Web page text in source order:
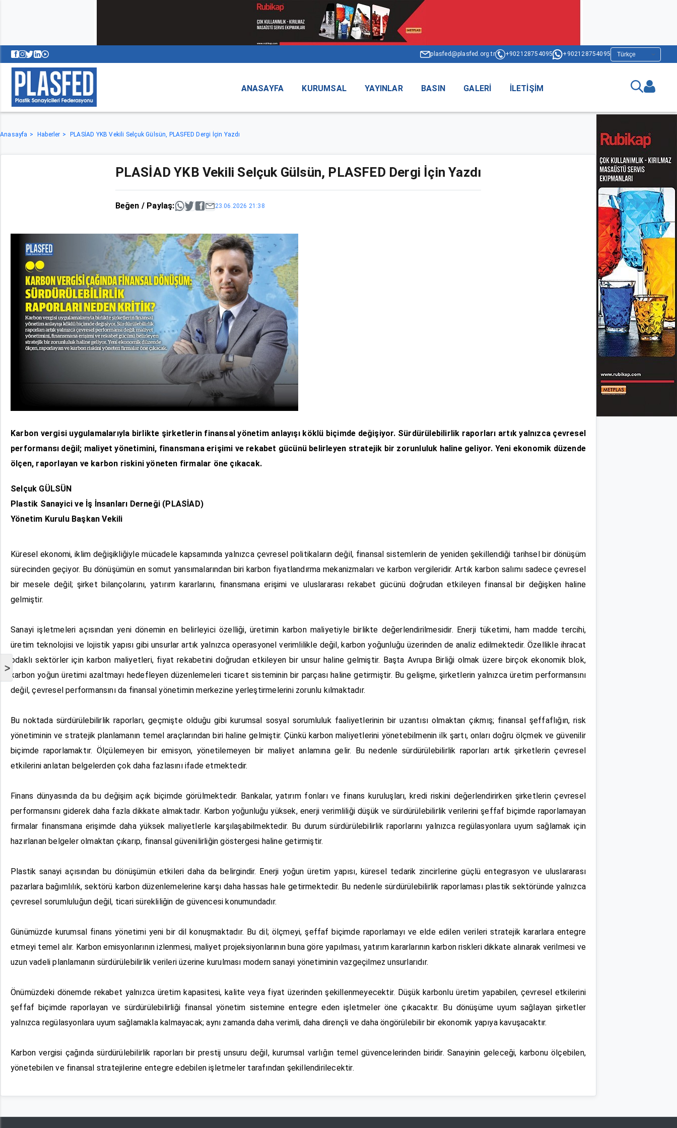
plasfed@plasfed.org.tr +902128754095 +902128754095
ANASAYFA KURUMSAL YAYINLAR BASIN GALERI İLETIŞIM
>
Anasayfa Haberler PLASİAD YKB Vekili Selçuk Gülsün, PLASFED Dergi İçin Yazdı
PLASİAD YKB Vekili Selçuk Gülsün, PLASFED Dergi İçin Yazdı
Beğen / Paylaş: 23.06.2026 21:38
Karbon vergisi uygulamalarıyla birlikte şirketlerin finansal yönetim anlayışı köklü biçimde değişiyor. Sürdürülebilirlik raporları artık yalnızca çevresel
performansı değil; maliyet yönetimini, finansmana erişimi ve rekabet gücünü belirleyen stratejik bir zorunluluk haline geliyor. Yeni ekonomik düzende
ölçen, raporlayan ve karbon riskini yöneten firmalar öne çıkacak.
Selçuk GÜLSÜN
Plastik Sanayici ve İş İnsanları Derneği (PLASİAD)
Yönetim Kurulu Başkan Vekili
Küresel ekonomi, iklim değişikliğiyle mücadele kapsamında yalnızca çevresel politikaların değil, finansal sistemlerin de yeniden şekillendiği tarihsel bir dönüşüm
sürecinden geçiyor. Bu dönüşümün en somut yansımalarından biri karbon fiyatlandırma mekanizmaları ve karbon vergileridir. Artık karbon salımı sadece çevresel
bir mesele değil; şirket bilançolarını, yatırım kararlarını, finansmana erişimi ve uluslararası rekabet gücünü doğrudan etkileyen finansal bir değişken haline
gelmiştir.
Sanayi işletmeleri açısından yeni dönemin en belirleyici özelliği, üretimin karbon maliyetiyle birlikte değerlendirilmesidir. Enerji tüketimi, ham madde tercihi,
üretim teknolojisi ve lojistik yapısı gibi unsurlar artık yalnızca operasyonel verimlilikle değil, karbon yoğunluğu üzerinden de analiz edilmektedir. Özellikle ihracat
odaklı sektörler için karbon maliyetleri, fiyat rekabetini doğrudan etkileyen bir unsur haline gelmiştir. Başta Avrupa Birliği olmak üzere birçok ekonomik blok,
karbon yoğun üretimi azaltmayı hedefleyen düzenlemeleri ticaret sisteminin bir parçası haline getirmiştir. Bu gelişme, şirketlerin yalnızca üretim performansını
değil, çevresel performansını da finansal yönetimin merkezine yerleştirmelerini zorunlu kılmaktadır.
Bu noktada sürdürülebilirlik raporları, geçmişte olduğu gibi kurumsal sosyal sorumluluk faaliyetlerinin bir uzantısı olmaktan çıkmış; finansal şeffaflığın, risk
yönetiminin ve stratejik planlamanın temel araçlarından biri haline gelmiştir. Çünkü karbon maliyetlerini yönetebilmenin ilk şartı, onları doğru ölçmek ve güvenilir
biçimde raporlamaktır. Ölçülemeyen bir emisyon, yönetilemeyen bir maliyet anlamına gelir. Bu nedenle sürdürülebilirlik raporları artık şirketlerin çevresel
etkilerini anlatan belgelerden çok daha fazlasını ifade etmektedir.
Finans dünyasında da bu değişim açık biçimde görülmektedir. Bankalar, yatırım fonları ve finans kuruluşları, kredi riskini değerlendirirken şirketlerin çevresel
performansını giderek daha fazla dikkate almaktadır. Karbon yoğunluğu yüksek, enerji verimliliği düşük ve sürdürülebilirlik verilerini şeffaf biçimde raporlamayan
firmalar finansmana erişimde daha yüksek maliyetlerle karşılaşabilmektedir. Bu durum sürdürülebilirlik raporlarını yalnızca regülasyonlara uyum sağlamak için
hazırlanan belgeler olmaktan çıkarıp, finansal güvenilirliğin göstergesi haline getirmiştir.
Plastik sanayi açısından bu dönüşümün etkileri daha da belirgindir. Enerji yoğun üretim yapısı, küresel tedarik zincirlerine güçlü entegrasyon ve uluslararası
pazarlara bağımlılık, sektörü karbon düzenlemelerine karşı daha hassas hale getirmektedir. Bu nedenle sürdürülebilirlik raporlaması plastik sektöründe yalnızca
çevresel sorumluluğun değil, ticari sürekliliğin de güvencesi konumundadır.
Günümüzde kurumsal finans yönetimi yeni bir dil konuşmaktadır. Bu dil; ölçmeyi, şeffaf biçimde raporlamayı ve elde edilen verileri stratejik kararlara entegre
etmeyi temel alır. Karbon emisyonlarının izlenmesi, maliyet projeksiyonlarının buna göre yapılması, yatırım kararlarının karbon riskleri dikkate alınarak verilmesi ve
uzun vadeli planlamanın sürdürülebilirlik verileri üzerine kurulması modern sanayi yönetiminin vazgeçilmez unsurlarıdır.
Önümüzdeki dönemde rekabet yalnızca üretim kapasitesi, kalite veya fiyat üzerinden şekillenmeyecektir. Düşük karbonlu üretim yapabilen, çevresel etkilerini
şeffaf biçimde raporlayan ve sürdürülebilirliği finansal yönetim sistemine entegre eden işletmeler öne çıkacaktır. Bu dönüşüme uyum sağlayan şirketler
yalnızca regülasyonlara uyum sağlamakla kalmayacak; aynı zamanda daha verimli, daha dirençli ve daha öngörülebilir bir ekonomik yapıya kavuşacaktır.
Karbon vergisi çağında sürdürülebilirlik raporları bir prestij unsuru değil, kurumsal varlığın temel güvencelerinden biridir. Sanayinin geleceği, karbonu ölçebilen,
yönetebilen ve finansal stratejilerine entegre edebilen işletmeler tarafından şekillendirilecektir.